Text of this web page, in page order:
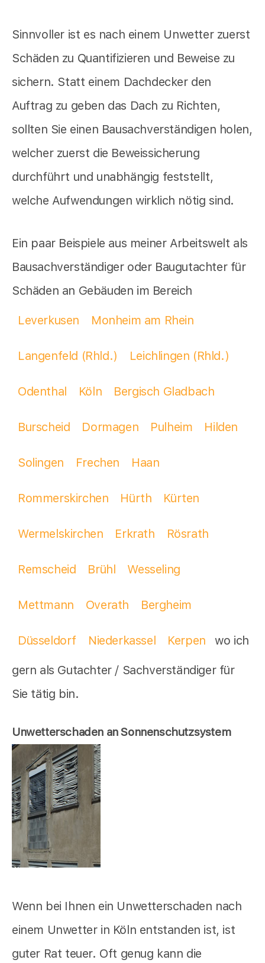
Sinnvoller ist es nach einem Unwetter zuerst
Schäden zu Quantifizieren und Beweise zu
sichern. Statt einem Dachdecker den
Auftrag zu geben das Dach zu Richten,
sollten Sie einen Bausachverständigen holen,
welcher zuerst die Beweissicherung
durchführt und unabhängig feststellt,
welche Aufwendungen wirklich nötig sind.
Ein paar Beispiele aus meiner Arbeitswelt als
Bausachverständiger oder Baugutachter für
Schäden an Gebäuden im Bereich
Leverkusen Monheim am Rhein
Langenfeld (Rhld.) Leichlingen (Rhld.)
Odenthal Köln Bergisch Gladbach
Burscheid Dormagen Pulheim Hilden
Solingen Frechen Haan
Rommerskirchen Hürth Kürten
Wermelskirchen Erkrath Rösrath
Remscheid Brühl Wesseling
Mettmann Overath Bergheim
Düsseldorf Niederkassel Kerpen wo ich
gern als Gutachter / Sachverständiger für
Sie tätig bin.
Unwetterschaden an Sonnenschutzsystem
Wenn bei Ihnen ein Unwetterschaden nach
einem Unwetter in Köln entstanden ist, ist
guter Rat teuer. Oft genug kann die